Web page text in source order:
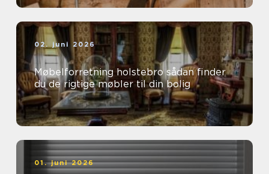
02. juni 2026
Møbelforretning holstebro sådan finder
du de rigtige møbler til din bolig
01. juni 2026